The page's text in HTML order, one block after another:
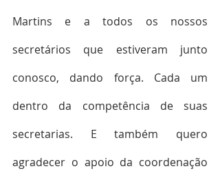
Martins e a todos os nossos
secretários que estiveram junto
conosco, dando força. Cada um
dentro da competência de suas
secretarias. E também quero
agradecer o apoio da coordenação